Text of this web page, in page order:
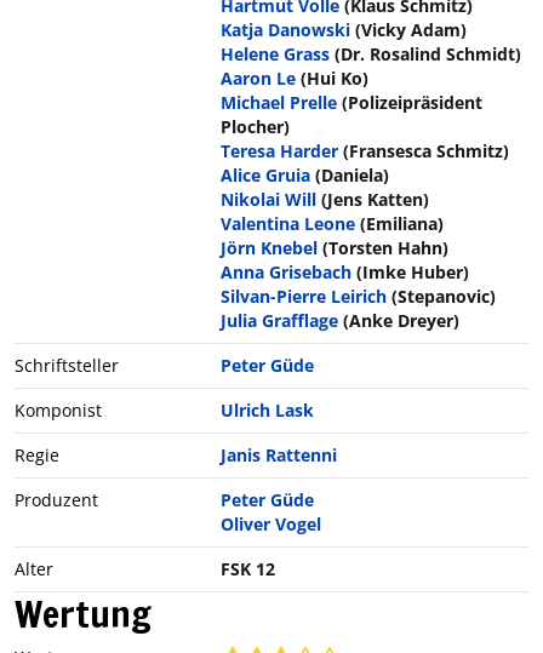
Hartmut Volle (Klaus Schmitz)
Katja Danowski (Vicky Adam)
Helene Grass (Dr. Rosalind Schmidt)
Aaron Le (Hui Ko)
Michael Prelle (Polizeipräsident
Plocher)
Teresa Harder (Fransesca Schmitz)
Alice Gruia (Daniela)
Nikolai Will (Jens Katten)
Valentina Leone (Emiliana)
Jörn Knebel (Torsten Hahn)
Anna Grisebach (Imke Huber)
Silvan-Pierre Leirich (Stepanovic)
Julia Grafflage (Anke Dreyer)
Schriftsteller
Peter Güde
Komponist
Ulrich Lask
Regie
Janis Rattenni
Produzent
Peter Güde
Oliver Vogel
Alter
FSK 12
Wertung